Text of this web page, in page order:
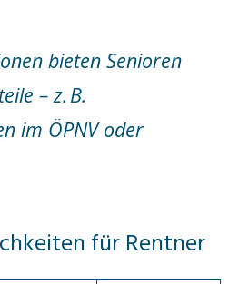
bieten Senioren
– z. B.
im ÖPNV oder
für Rentner